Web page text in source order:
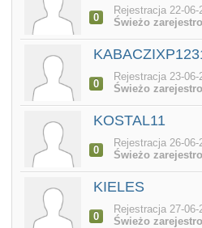
0
Rejestracja 22-
Świeżo
0
Rejestracja 23-
Świeżo
KOSTAL11
0
Rejestracja 26-
Świeżo
KIELES
0
Rejestracja 27-
Świeżo